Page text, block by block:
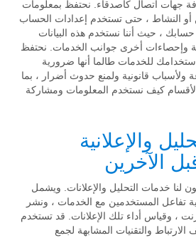
جهات اتصال كأصدقاء. نحتفظ بمعلومات
أو النشاط ، حتى تستخدم إعدادات الحساب
، حيث أننا نستخدم هذه البيانات
وإحصاءات أخرى جوانب الخدمات. نحتفظ
للخدمات طالما أنها ضرورية
ولأسباب قانونية ولمنع حدوث أضرار ، بما
كيف نستخدم المعلومات ومشاركة
والإعلانية
الآخرين
لنا خدمات التحليل والإعلانات. ويشمل
تفاعل المستخدمين مع الخدمات ، ونشر
، وقياس أداء تلك الإعلانات. قد تستخدم
والتقنيات المشابهة لجمع